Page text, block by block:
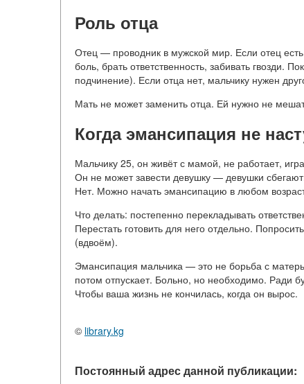
Роль отца
Отец — проводник в мужской мир. Если отец
боль, брать ответственность, забивать
подчинение). Если отца нет, мальчику нужен
Мать не может заменить отца. Ей нужно не
Когда эмансипация не
Мальчику 25, он живёт с мамой, не работает,
Он не может завести девушку — девушки
Нет. Можно начать эмансипацию в любом
Что делать: постепенно перекладывать
Перестать готовить для него отдельно.
(вдвоём).
Эмансипация мальчика — это не борьба с
потом отпускает. Больно, но необходимо.
Чтобы ваша жизнь не кончилась, когда он вырос.
© library.kg
Постоянный адрес данной публикации: